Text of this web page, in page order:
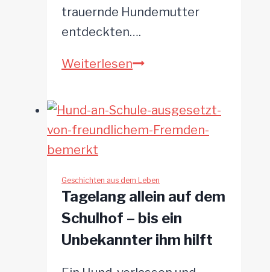
trauernde Hundemutter
entdeckten….
WeiterlesenAmelia
dem
Tod:
kämpft
sich
ins
Leben
Geschichten aus dem Leben
Tagelang allein auf dem
Schulhof – bis ein
Unbekannter ihm hilft